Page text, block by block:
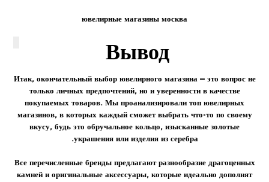
ювелирные магазины москва
Вывод
Итак, окончательный выбор ювелирного магазина — это вопрос не
только личных предпочтений, но и уверенности в качестве
покупаемых товаров. Мы проанализировали топ ювелирных
магазинов, в которых каждый сможет выбрать что-то по своему
вкусу, будь это обручальное кольцо, изысканные золотые
украшения или изделия из серебра
.
Все перечисленные бренды предлагают разнообразие драгоценных
камней и оригинальные аксессуары, которые идеально дополнят